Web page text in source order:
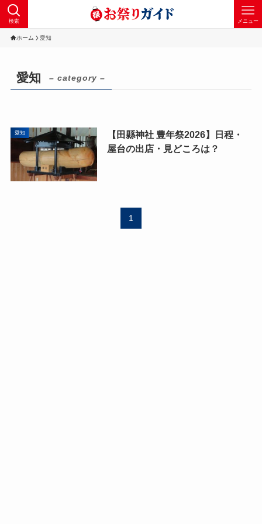
検索 メニュー
ホーム 愛知
愛知 – category –
愛知
【田縣神社 豊年祭2026】日程・
屋台の出店・見どころは？
1